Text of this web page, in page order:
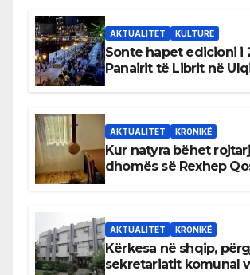
AKTUALITET KULTURË
Sonte hapet edicioni i
Panairit të Librit në
AKTUALITET KRONIKË
Kur natyra bëhet
dhomës së Rexhep
AKTUALITET KRONIKË
Kërkesa në shqip,
sekretariatit komunal